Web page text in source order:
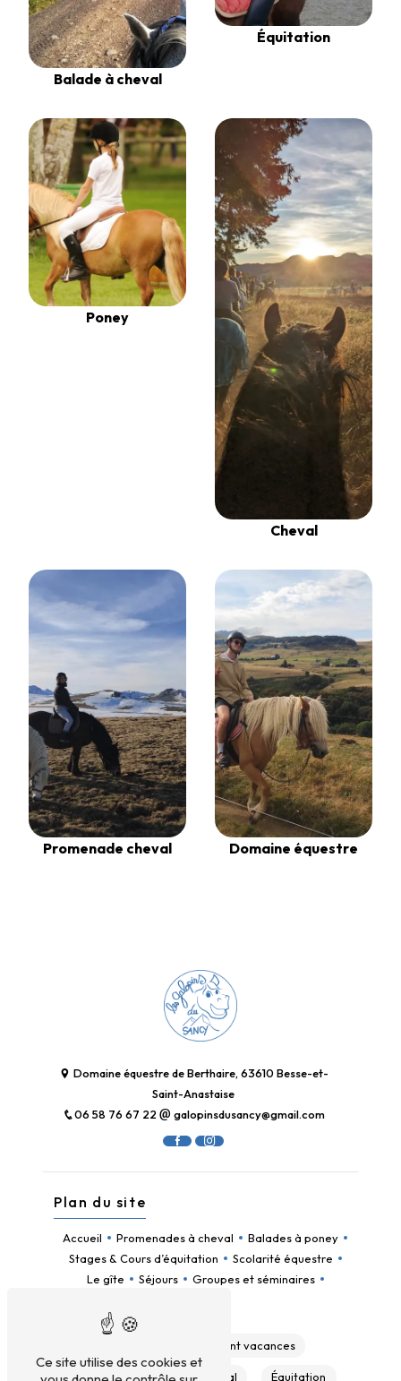
Balade à cheval
Équitation
Poney
Cheval
Promenade cheval Domaine équestre
Domaine équestre de Berthaire, 63610 Besse-et-
Saint-Anastaise
06 58 76 67 22
galopinsdusancy@gmail.com
Plan du site
Accueil Promenades à cheval
Balades à poney
Stages & Cours d’équitation
Scolarité équestre
Le gîte
Séjours
Groupes et séminaires
Hébergement vacances
Colonie Balade à cheval Équitation
Ce site utilise des cookies et